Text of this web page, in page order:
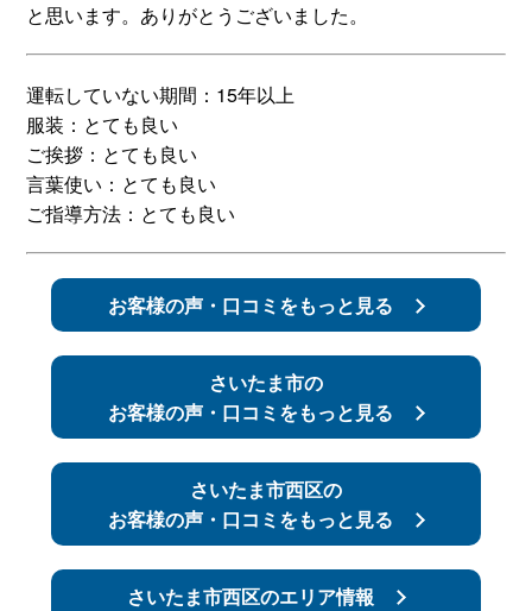
新着情報
と思います。ありがとうございました。
運転していない期間：15年以上
服装：とても良い
ご挨拶：とても良い
言葉使い：とても良い
ご指導方法：とても良い
お客様の声・口コミをもっと見る
さいたま市の
お客様の声・口コミをもっと見る
さいたま市西区の
お客様の声・口コミをもっと見る
さいたま市西区のエリア情報